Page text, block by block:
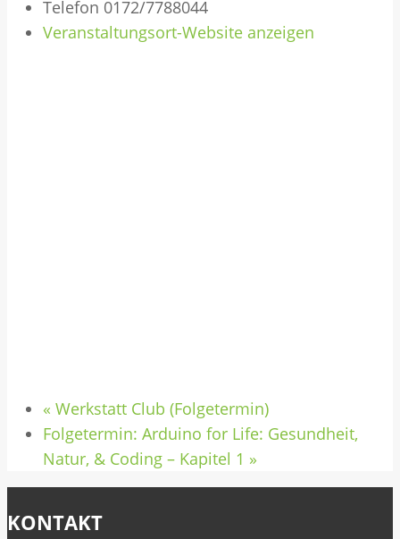
Telefon 0172/7788044
Veranstaltungsort-Website anzeigen
« Werkstatt Club (Folgetermin)
Folgetermin: Arduino for Life: Gesundheit,
Natur, & Coding – Kapitel 1 »
KONTAKT